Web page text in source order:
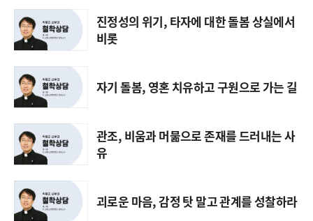
진정성의 위기, 타자에 대한 돌봄 상실에서
비롯
자기 돌봄, 영혼 치유하고 구원으로 가는 길
관조, 비움과 머묾으로 존재를 드러내는 사
유
괴로운 마음, 감정 탓 말고 관계를 성찰하라